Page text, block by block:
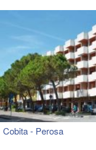
Cobita - Perosa